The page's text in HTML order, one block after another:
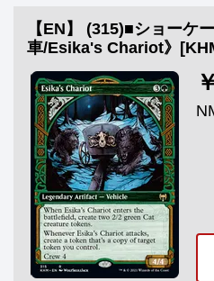
【EN】 (315)■ショーケ
車/Esika's Chariot》